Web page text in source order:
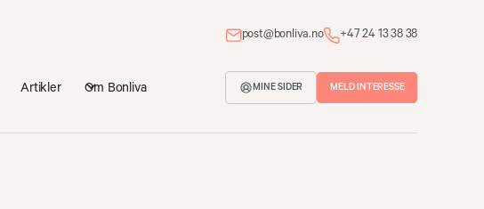
post@bonliva.no +47 24 13 38 38
Artikler Om Bonliva MINE SIDER MELD INTERESSE